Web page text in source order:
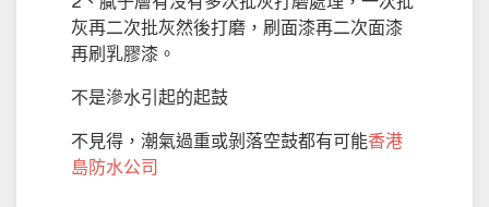
灰再二次批灰然後打磨，刷面漆再二次面漆
再刷乳膠漆。
不是滲水引起的起鼓
不見得，潮氣過重或剝落空鼓都有可能香港
島防水公司